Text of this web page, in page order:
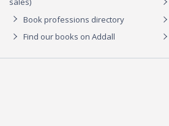
Book professions directory
Find our books on Addall